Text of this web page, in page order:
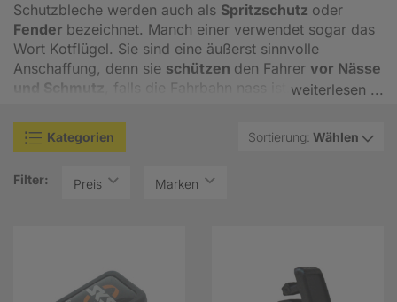
Schutzbleche werden auch als Spritzschutz oder
Fender bezeichnet. Manch einer verwendet sogar das
Wort Kotflügel. Sie sind eine äußerst sinnvolle
Anschaffung, denn sie schützen den Fahrer vor Nässe
und Schmutz
, falls die Fahrbahn nass ist. Aber auch
Staub – nicht nur den Fahrer, sondern
Fahrradrahmen
. Vor allem das Unterrohr des Rahmens
und durch die ständigen Einschläge wird der Lack
aber zusätzlich als Korrosionsschutz für Ihr Rad.
Hier erfahren Sie mehr über Fahrrad-Schutzbleche
weiterlesen ...
Sortierung: Wählen
Kategorien
Filter: Preis Marken